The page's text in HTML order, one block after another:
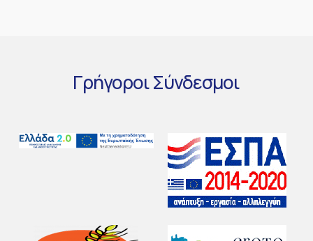
ΓρήγοροιΣύνδεσμοι